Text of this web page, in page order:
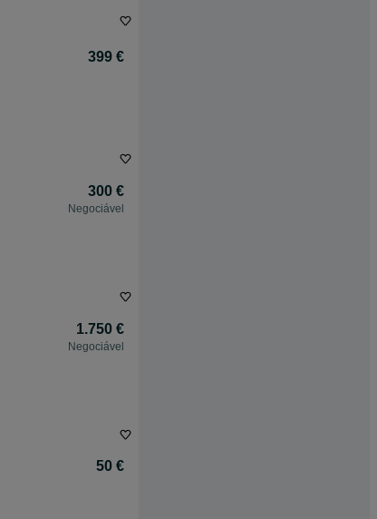
399 €
300 €
Negociável
1.750 €
Negociável
50 €